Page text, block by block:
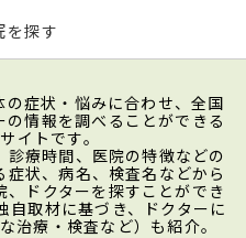
を探す
の症状・悩みに合わせ、全国
情報を調べることができる
イトです。
療時間、医院の特徴などの
状、病名、検査名などから
ドクターを探すことができ
自取材に基づき、ドクターに
治療・検査など）も紹介。